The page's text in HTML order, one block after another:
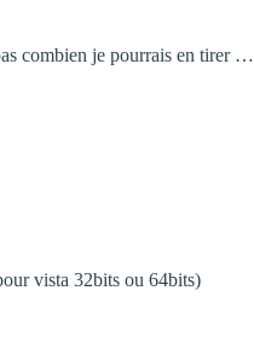
combien je pourrais en tirer …
vista 32bits ou 64bits)